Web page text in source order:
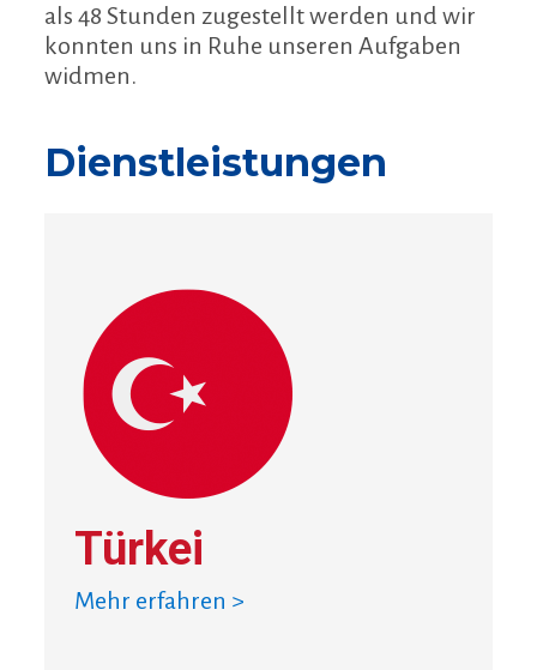
als 48 Stunden zugestellt werden und wir
konnten uns in Ruhe unseren Aufgaben
widmen.
Dienstleistungen
Türkei
Mehr erfahren >